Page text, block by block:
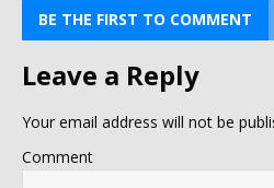
BE THE FIRST TO COMMENT
Leave a Reply
Your email address will not be
Comment